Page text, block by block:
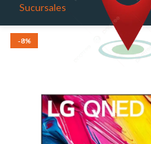
Sucursales
-8%